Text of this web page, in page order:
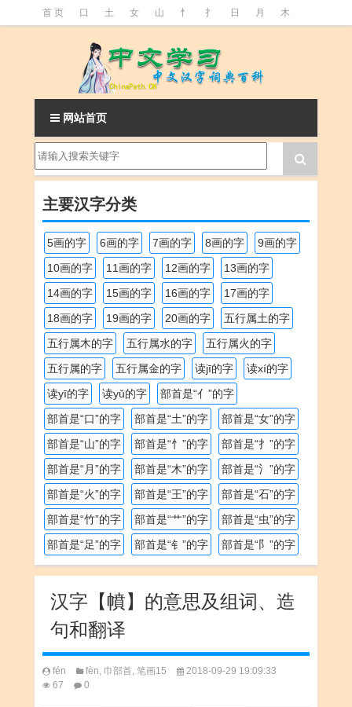
首 页 口 土 女 山 忄 扌 日 月 木
魚
网站首页
主要汉字分类
5画的字 6画的字 7画的字 8画的字
9画的字
10画的字
11画的字 12画的字
13画的字
14画的字
15画的字 16画的字
17画的字
18画的字
19画的字 20画的字
五行属土的字
五行属木的字
五行属水的字
五行属火的字
五行属的字
五行属金的字 读jī的字
读xí的字
读yī的字
读yǔ的字
部首是“亻”的字
部首是“口”的字
部首是“土”的字
部首是“女”的字
部首是“山”的字
部首是“忄”的字
部首是“扌”的字
部首是“月”的字
部首是“木”的字
部首是“氵”的字
部首是“火”的字
部首是“王”的字
部首是“石”的字
部首是“竹”的字
部首是“艹”的字
部首是“虫”的字
部首是“足”的字
部首是“钅”的字 部首是“阝”的字
汉字【幩】的意思及组词、造
句和翻译
fén fèn, 巾部首, 笔画15
2018-09-29 19:09:33
67
0